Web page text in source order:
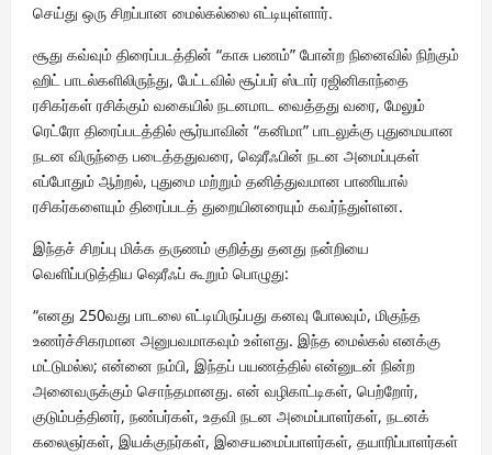
செய்து ஒரு சிறப்பான மைல்கல்லை எட்டியுள்ளார்.
சூது கவ்வும் திரைப்படத்தின் “காசு பணம்” போன்ற நினைவில் நிற்கும்
ஹிட் பாடல்களிலிருந்து, பேட்டவில் சூப்பர் ஸ்டார் ரஜினிகாந்தை
ரசிகர்கள் ரசிக்கும் வகையில் நடனமாட வைத்தது வரை, மேலும்
ரெட்ரோ திரைப்படத்தில் சூர்யாவின் “கனிமா” பாடலுக்கு புதுமையான
நடன விருந்தை படைத்ததுவரை, ஷெரீஃபின் நடன அமைப்புகள்
எப்போதும் ஆற்றல், புதுமை மற்றும் தனித்துவமான பாணியால்
ரசிகர்களையும் திரைப்படத் துறையினரையும் கவர்ந்துள்ளன.
இந்தச் சிறப்பு மிக்க தருணம் குறித்து தனது நன்றியை
வெளிப்படுத்திய ஷெரீஃப் கூறும் பொழுது:
“எனது 250வது பாடலை எட்டியிருப்பது கனவு போலவும், மிகுந்த
உணர்ச்சிகரமான அனுபவமாகவும் உள்ளது. இந்த மைல்கல் எனக்கு
மட்டுமல்ல; என்னை நம்பி, இந்தப் பயணத்தில் என்னுடன் நின்ற
அனைவருக்கும் சொந்தமானது. என் வழிகாட்டிகள், பெற்றோர்,
குடும்பத்தினர், நண்பர்கள், உதவி நடன அமைப்பாளர்கள், நடனக்
கலைஞர்கள், இயக்குநர்கள், இசையமைப்பாளர்கள், தயாரிப்பாளர்கள்